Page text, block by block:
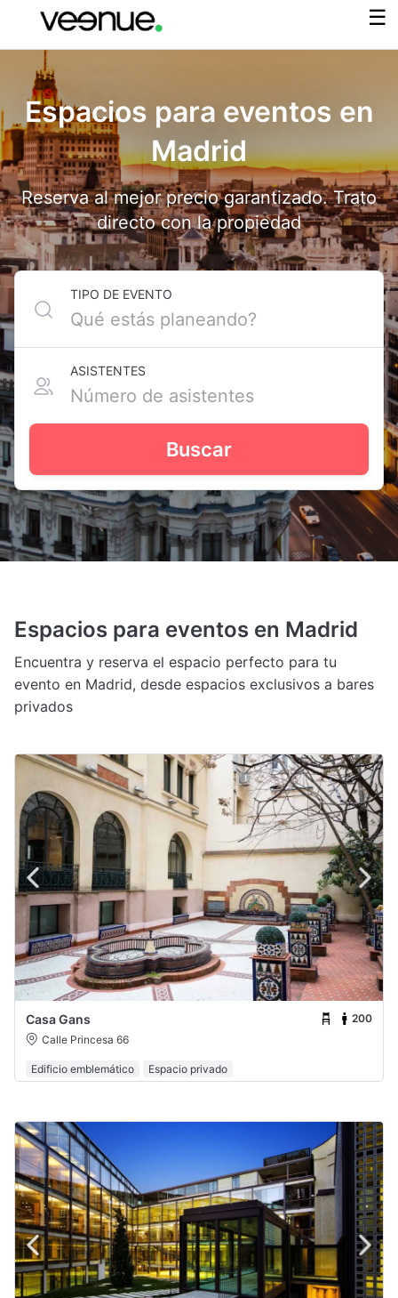
Espacios para eventos en
Madrid
Reserva al mejor precio garantizado. Trato
directo con la propiedad
TIPO DE EVENTO
ASISTENTES
Buscar
Espacios para eventos en Madrid
Encuentra y reserva el espacio perfecto para tu
evento en Madrid, desde espacios exclusivos a bares
privados
Casa Gans
200
Calle Princesa 66
Edificio emblemático Espacio privado